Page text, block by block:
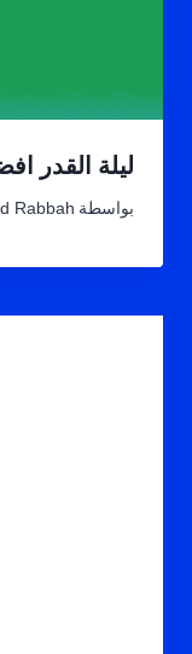
ليلة القدر
بواسطة Rabbah